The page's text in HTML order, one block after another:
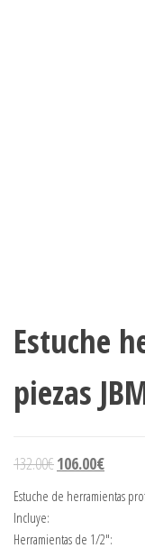
Estuche
piezas
132.00€106.00€
Estuche de herramientas
Incluye:
Herramientas de 1/2″: